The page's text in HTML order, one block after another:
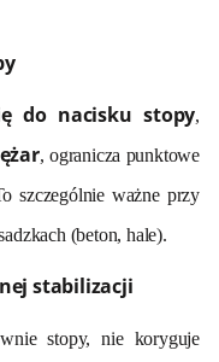
do nacisku stopy,
, ogranicza punktowe
szczególnie ważne przy
(beton, hale).
stabilizacji
stopy, nie koryguje